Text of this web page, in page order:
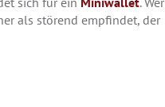
als störend empfindet, der